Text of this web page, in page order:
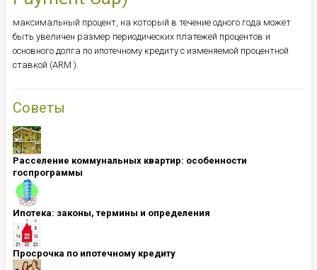
максимальный процент, на который в течение одного года может
быть увеличен размер периодических платежей процентов и
основного долга по ипотечному кредиту с изменяемой процентной
ставкой (ARM ).
Советы
Расселение коммунальных квартир: особенности
госпрограммы
Ипотека: ​​​​​​​законы, термины и определения
Просрочка по ипотечному кредиту